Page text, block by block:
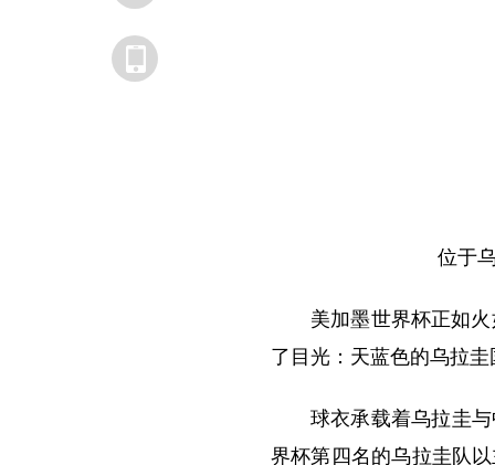
位于
美加墨世界杯正如
了目光：天蓝色的乌拉
球衣承载着乌拉圭
界杯第四名的乌拉圭队